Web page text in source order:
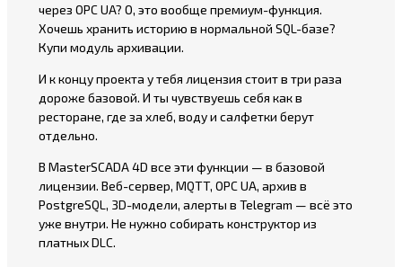
через OPC UA? О, это вообще премиум-функция.
Хочешь хранить историю в нормальной SQL-базе?
Купи модуль архивации.
И к концу проекта у тебя лицензия стоит в три раза
дороже базовой. И ты чувствуешь себя как в
ресторане, где за хлеб, воду и салфетки берут
отдельно.
В MasterSCADA 4D все эти функции — в базовой
лицензии. Веб-сервер, MQTT, OPC UA, архив в
PostgreSQL, 3D-модели, алерты в Telegram — всё это
уже внутри. Не нужно собирать конструктор из
платных DLC.